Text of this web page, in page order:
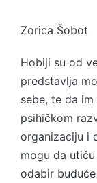
Zorica Šobot
Hobiji su od
predstavlja
sebe, te da
psihičkom
organizaciju i
mogu da
odabir